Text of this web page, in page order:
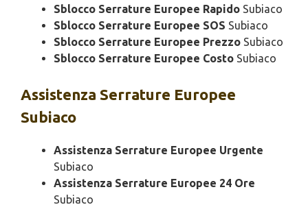
Sblocco Serrature Europee Rapido Subiaco
Sblocco Serrature Europee SOS Subiaco
Sblocco Serrature Europee Prezzo Subiaco
Sblocco Serrature Europee Costo Subiaco
Assistenza Serrature Europee
Subiaco
Assistenza Serrature Europee Urgente
Subiaco
Assistenza Serrature Europee 24 Ore
Subiaco